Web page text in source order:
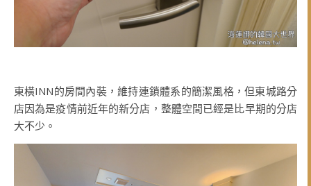
東橫INN的房間內裝，維持連鎖體系的簡潔風格，但東城路分
店因為是疫情前近年的新分店，整體空間已經是比早期的分店
大不少。